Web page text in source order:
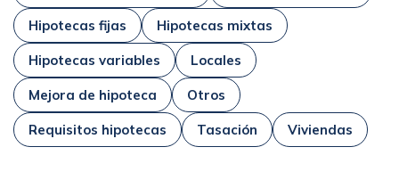
Hipotecas fijas Hipotecas mixtas
Hipotecas variables Locales
Mejora de hipoteca Otros
Requisitos hipotecas Tasación Viviendas